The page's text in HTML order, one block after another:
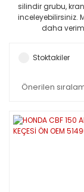
silindir grubu,
inceleyebilirsiniz.
daha
Stoktakiler